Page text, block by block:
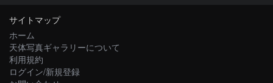
サイトマップ
ホーム
天体写真ギャラリーについて
利用規約
ログイン/新規登録